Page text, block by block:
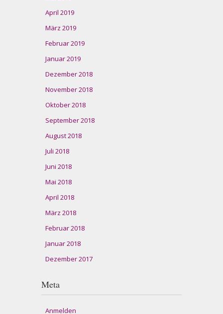
April 2019
März 2019
Februar 2019
Januar 2019
Dezember 2018
November 2018
Oktober 2018
September 2018
August 2018
Juli 2018
Juni 2018
Mai 2018
April 2018
März 2018
Februar 2018
Januar 2018
Dezember 2017
Meta
Anmelden